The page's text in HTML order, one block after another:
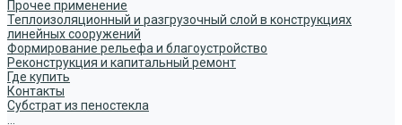
Прочее применение
Теплоизоляционный и разгрузочный слой в конструкциях
линейных сооружений
Формирование рельефа и благоустройство
Реконструкция и капитальный ремонт
Где купить
Контакты
Субстрат из пеностекла